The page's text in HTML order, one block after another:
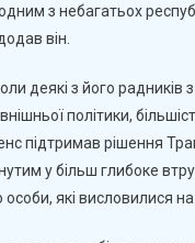
з небагатьох
він.
деякі з його
політики,
підтримав рішення
у більш глибоке
які висловилися